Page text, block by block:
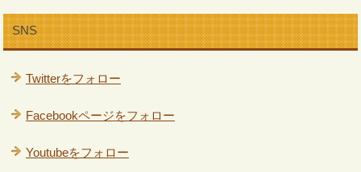
SNS
Twitterをフォロー
Facebookページをフォロー
Youtubeをフォロー